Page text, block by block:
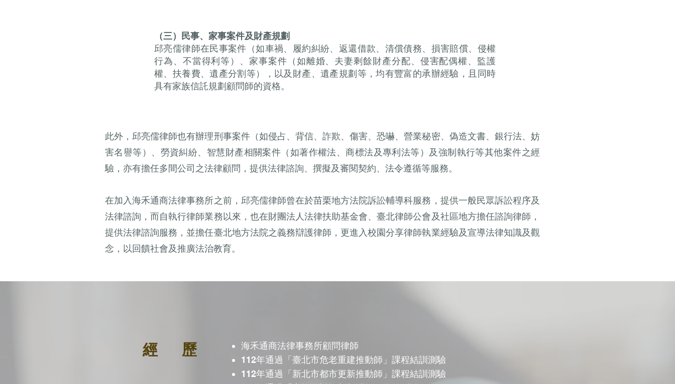
（三）民事、家事案件及財產規劃
邱亮儒律師在民事案件（如車禍、履約糾紛、返還借款、清償債務、損害賠償、侵權
行為、不當得利等）、家事案件（如離婚、夫妻剩餘財產分配、侵害配偶權、監護
權、扶養費、遺產分割等），以及財產、遺產規劃等，均有豐富的承辦經驗，且同時
具有家族信託規劃顧問師的資格。
此外，邱亮儒律師也有辦理刑事案件（如侵占、背信、詐欺、傷害、恐嚇、營業秘密、偽造文書、銀行法、妨
害名譽等）、勞資糾紛、智慧財產相關案件（如著作權法、商標法及專利法等）及強制執行等其他案件之經
驗，亦有擔任多間公司之法律顧問，提供法律諮詢、撰擬及審閱契約、法令遵循等服務。
在加入海禾通商法律事務所之前，邱亮儒律師曾在於苗栗地方法院訴訟輔導科服務，提供一般民眾訴訟程序及
法律諮詢，而自執行律師業務以來，也在財團法人法律扶助基金會、臺北律師公會及社區地方擔任諮詢律師，
提供法律諮詢服務，並擔任臺北地方法院之義務辯護律師，更進入校園分享律師執業經驗及宣導法律知識及觀
念，以回饋社會及推廣法治教育。
​經 歷
海禾通商法律事務所顧問律師
112年通過「臺北市危老重建推動師」課程結訓測驗
112年通過「新北市都市更新推動師」課程結訓測驗